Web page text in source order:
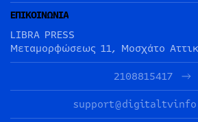
ΕΠΙΚΟΙΝΩΝΙΑ
LIBRA PRESS
Μεταμορφώσεως 11, Μοσχάτο
2108815417